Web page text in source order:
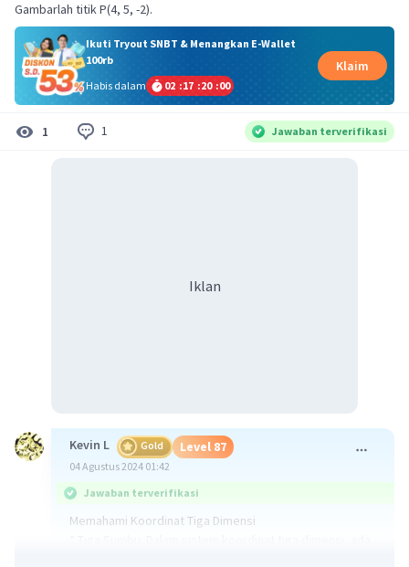
Gambarlah titik P(4, 5, -2).
Ikuti Tryout SNBT & Menangkan E-Wallet
100rb
Habis dalam
02 :17 :19 :59
Klaim
1 1 Jawaban terverifikasi
Iklan
Kevin L Gold Level 87
04 Agustus 2024 01:42
Jawaban terverifikasi
Memahami Koordinat Tiga Dimensi